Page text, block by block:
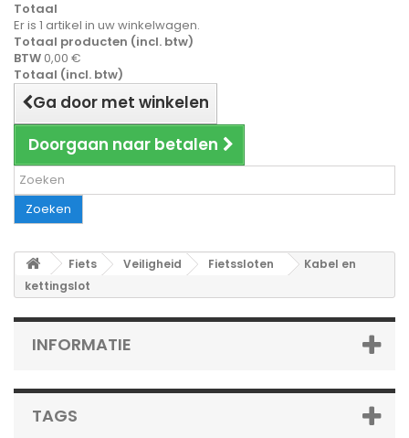
Totaal
Er is 1 artikel in uw winkelwagen.
Totaal producten (incl. btw)
BTW 0,00 €
Totaal (incl. btw)
Ga door met winkelen
Doorgaan naar betalen
Zoeken
Fiets Veiligheid Fietssloten
Kabel en
kettingslot
INFORMATIE
TAGS